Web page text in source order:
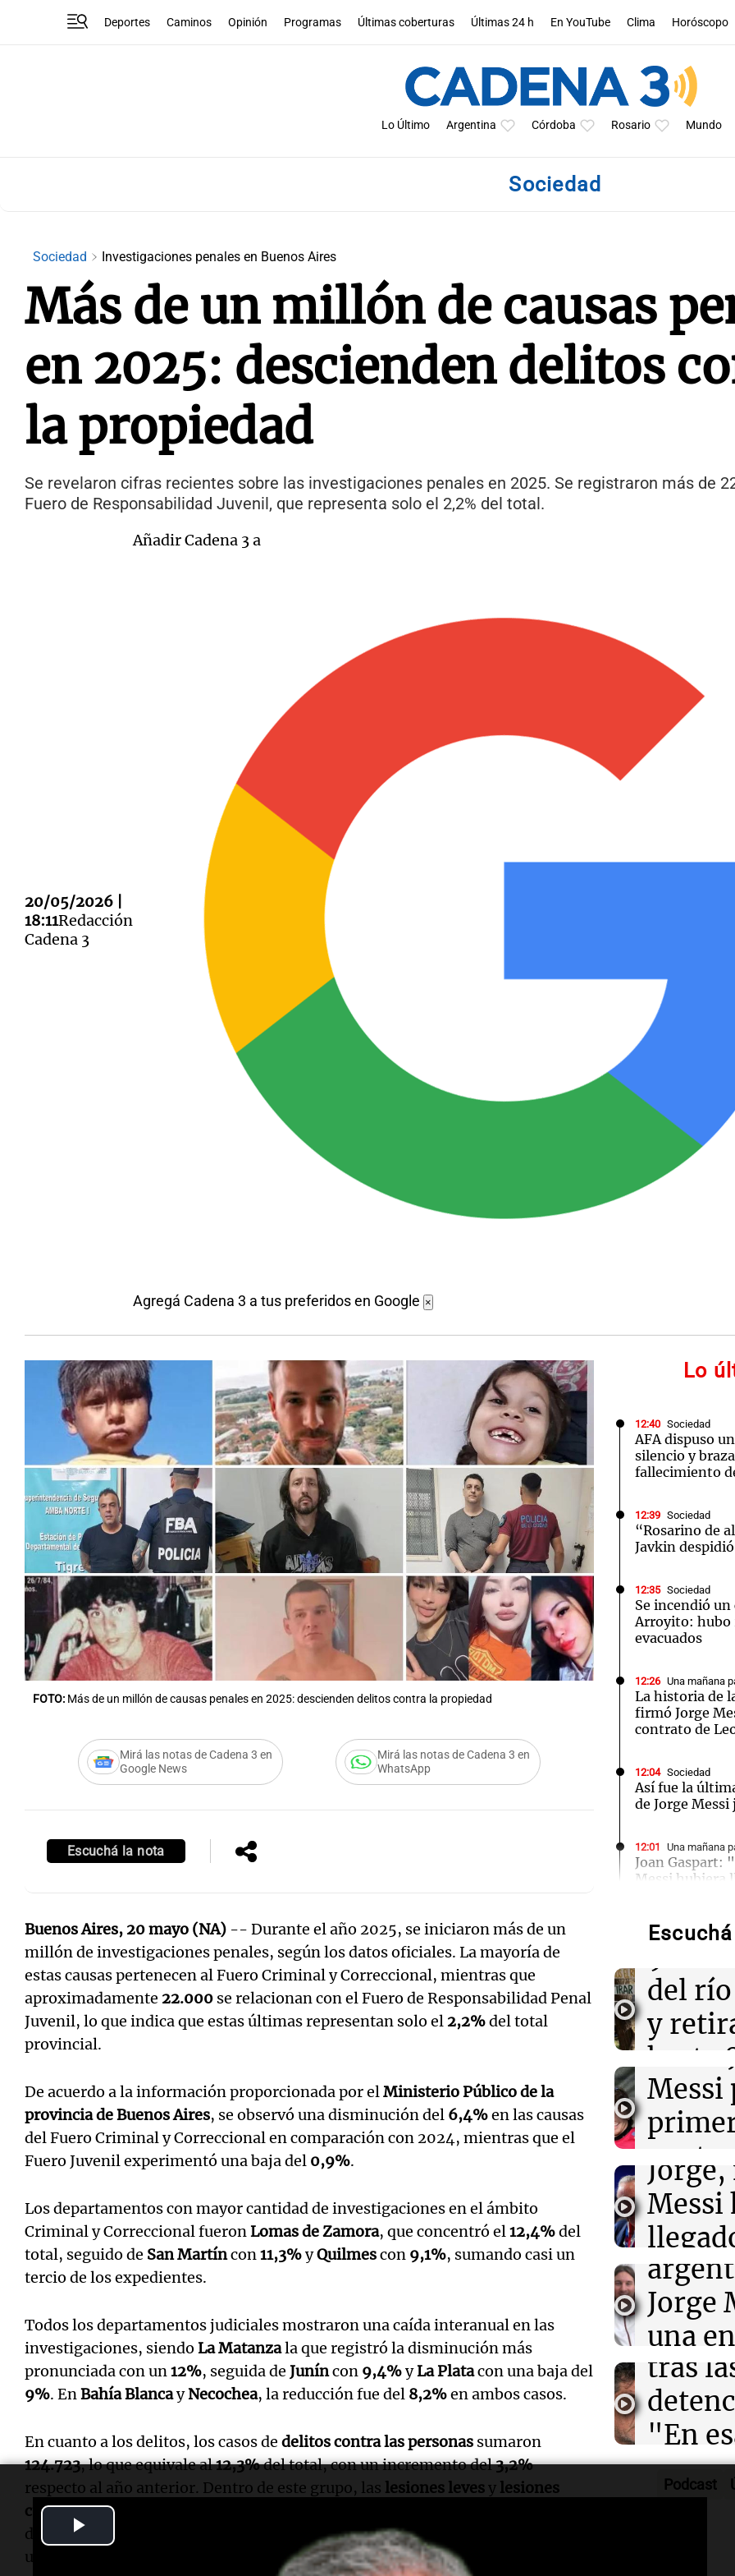
Deportes Caminos Opinión Programas Últimas coberturas Últimas 24 h En YouTube Clima Horóscopo
Lo Último Argentina Córdoba Rosario Mundo
Sociedad
Sociedad Investigaciones penales en Buenos Aires
Más de un millón de causas
en 2025: descienden delitos
la propiedad
Se revelaron cifras recientes sobre las investigaciones penales en 2025. Se registraron más de
Fuero de Responsabilidad Juvenil, que representa solo el 2,2% del total.
20/05/2026 |
18:11Redacción
Cadena 3
Añadir Cadena 3 a
Agregá Cadena 3 a tus preferidos en Google ×
FOTO: Más de un millón de causas penales en 2025: descienden delitos contra la propiedad
Mirá las notas de Cadena 3 en
Google News
Mirá las notas de Cadena 3 en
WhatsApp
Escuchá la nota
Buenos Aires, 20 mayo (NA) -- Durante el año 2025, se iniciaron más de un
millón de investigaciones penales, según los datos oficiales. La mayoría de
estas causas pertenecen al Fuero Criminal y Correccional, mientras que
aproximadamente 22.000 se relacionan con el Fuero de Responsabilidad Penal
Juvenil, lo que indica que estas últimas representan solo el 2,2%del total
provincial.
De acuerdo a la información proporcionada por elMinisterio Público de la
provincia de Buenos Aires, se observó una disminución del 6,4%en las causas
del Fuero Criminal y Correccional en comparación con 2024, mientras que el
Fuero Juvenil experimentó una baja del 0,9%.
Los departamentos con mayor cantidad de investigaciones en el ámbito
Criminal y Correccional fueronLomas de Zamora, que concentró el12,4%del
total, seguido de San Martíncon11,3%yQuilmescon 9,1%, sumando casi un
tercio de los expedientes.
Todos los departamentos judiciales mostraron una caída interanual en las
investigaciones, siendo La Matanzala que registró la disminución más
pronunciada con un12%, seguida de Juníncon 9,4%yLa Platacon una baja del
9%. EnBahía BlancayNecochea, la reducción fue del 8,2%en ambos casos.
En cuanto a los delitos, los casos de delitos contra las personas sumaron
124.723, lo que equivale al12,3%del total, con un incremento del3,2%
respecto al año anterior. Dentro de este grupo, las lesiones levesy lesiones
culposasfueron los delitos más frecuentes. En relación a los homicidios
dolosos, se registraron
1,1%más que en 2024, impulsados por
un aumento del
en las tentativas, mientras que los homicidios
Lo
12:40 Sociedad
AFA dispuso
silencio y
fallecimiento
12:39 Sociedad
“Rosarino de
Javkin
12:35 Sociedad
Se incendió
Arroyito: hubo
evacuados
12:26 Una mañana
La historia de
firmó Jorge
contrato de
12:04 Sociedad
Así fue la
de Jorge
12:01 Una mañana
Joan Gaspart:
Messi hubiera
11:52 Sociedad
la familia
por duelo
11:46 Una mañana
El abuelo de
casa están
11:38 Una mañana
El orgullo y el
Jorge Messi
Rony Vargas
Audio.
del
y
hasta
de
Una
Episodios
firmó
Messi
Leo
Una
Episodios
Audio.
Jorge,
Messi
llegó"
Una
Episodios
Audio.
sueño
Jorge
una
con
Una
Episodios
Audio.
tras
"En
todos
algo
Audio.
del
ideal:
Audio.
de la
Podcast
Notas
Mundial 2026 La Sole en Cadena 3 Cadena 3